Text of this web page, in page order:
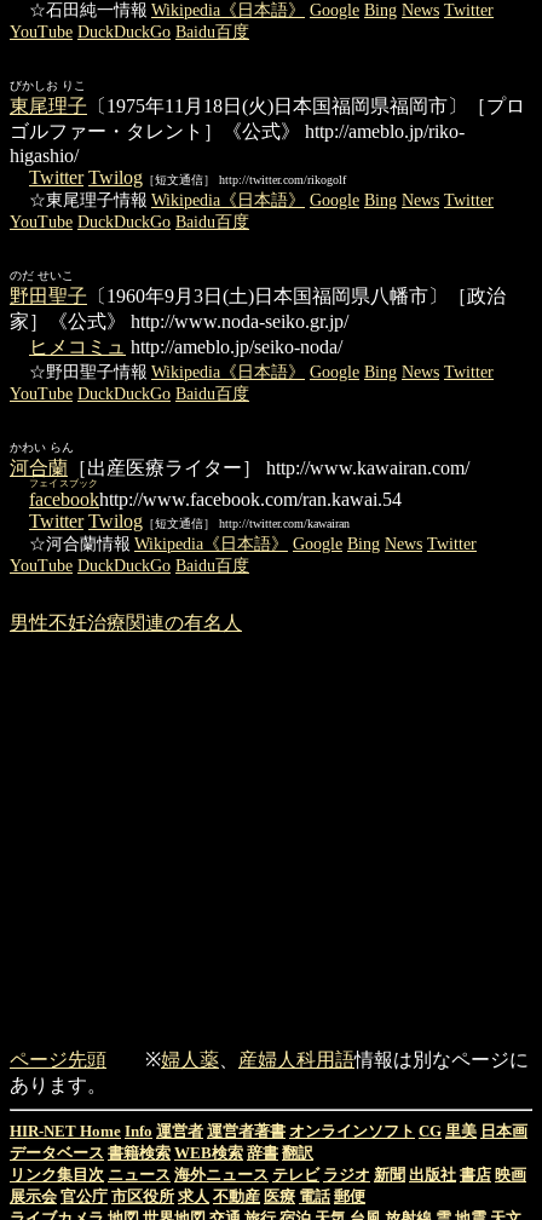
☆石田純一情報 Wikipedia《日本語》 Google Bing News Twitter
YouTube DuckDuckGo Baidu百度
びかしお りこ
東尾理子 〔1975年11月18日(火)日本国福岡県福岡市〕［プロ
ゴルファー・タレント］《公式》
http://ameblo.jp/riko-
higashio/
Twitter Twilog ［短文通信］ http://twitter.com/rikogolf
☆東尾理子情報 Wikipedia《日本語》 Google Bing News Twitter
YouTube DuckDuckGo Baidu百度
のだ せいこ
野田聖子 〔1960年9月3日(土)日本国福岡県八幡市〕［政治
家］《公式》
http://www.noda-seiko.gr.jp/
ヒメコミュ http://ameblo.jp/seiko-noda/
☆野田聖子情報 Wikipedia《日本語》 Google Bing News Twitter
YouTube DuckDuckGo Baidu百度
かわい らん
河合蘭 ［出産医療ライター］
http://www.kawairan.com/
facebook
フェイスブック
http://www.facebook.com/ran.kawai.54
Twitter Twilog ［短文通信］ http://twitter.com/kawairan
☆河合蘭情報 Wikipedia《日本語》 Google Bing News Twitter
YouTube DuckDuckGo Baidu百度
男性不妊治療関連の有名人
ページ先頭 ※婦人薬 産婦人科用語情報は別なページに
あります。
HIR-NET Home Info 運営者 運営者著書 オンラインソフト CG 里美 日本画
データベース 書籍検索 WEB検索 辞書 翻訳
リンク集目次 ニュース 海外ニュース テレビ ラジオ 新聞 出版社 書店 映画
展示会 官公庁 市区役所 求人 不動産 医療 電話 郵便